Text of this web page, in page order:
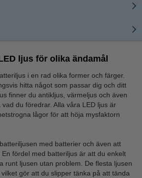
ljus för olika ändamål
i en rad olika former och färger.
hitta något som passar dig och ditt
finner du antikljus, värmeljus och även
du föredrar. Alla våra LED ljus är
lågor för att höja mysfaktorn
med batterier och även att
fördel med batteriljus är att du enkelt
runt ljusen utan problem. De flesta ljusen
gör att du slipper tänka på att tända